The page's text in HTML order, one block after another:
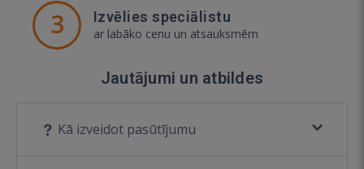
3 Izvēlies speciālistu
ar labāko cenu un atsauksmēm
Jautājumi un atbildes
Kā izveidot pasūtījumu